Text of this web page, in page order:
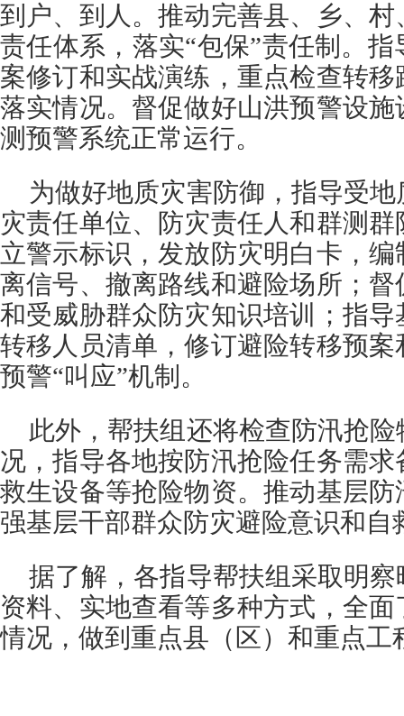
到户、到人。推动完善县、乡、
责任体系，落实“包保”责任制。
案修订和实战演练，重点检查转
落实情况。督促做好山洪预警设
测预警系统正常运行。
为做好地质灾害防御，指导受
灾责任单位、防灾责任人和群测
立警示标识，发放防灾明白卡，
离信号、撤离路线和避险场所；
和受威胁群众防灾知识培训；指
转移人员清单，修订避险转移预
预警“叫应”机制。
此外，帮扶组还将检查防汛抢
况，指导各地按防汛抢险任务需
救生设备等抢险物资。推动基层
强基层干部群众防灾避险意识和自
据了解，各指导帮扶组采取明
资料、实地查看等多种方式，全
情况，做到重点县（区）和重点工